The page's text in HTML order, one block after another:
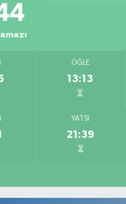
Uşak
No:134 A Merkez Uşak
B Merkez Uşak
ÖĞLE
13:13
YATSI
21:39